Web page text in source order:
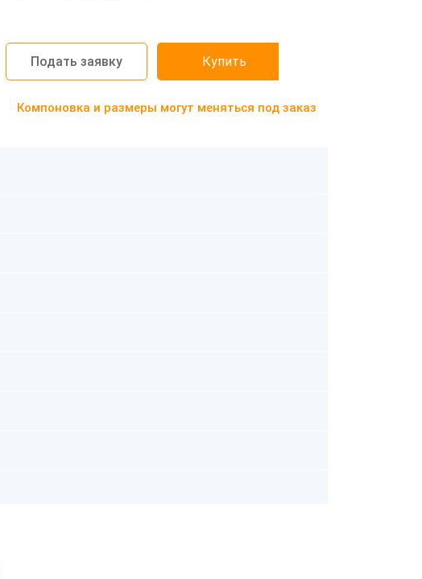
Подать заявку Купить
Компоновка и размеры могут меняться под заказ